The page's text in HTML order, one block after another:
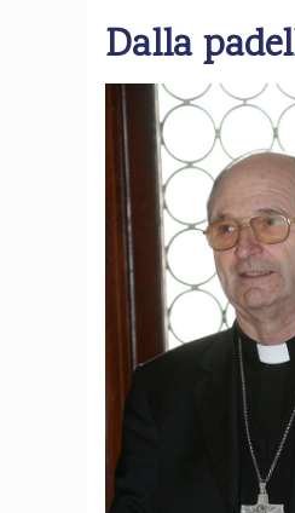
Dalla